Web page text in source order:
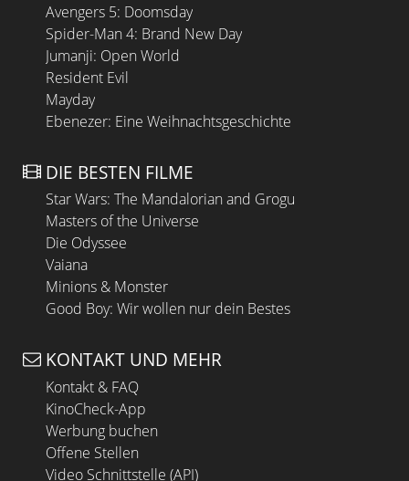
Avengers 5: Doomsday
Spider-Man 4: Brand New Day
Jumanji: Open World
Resident Evil
Mayday
Ebenezer: Eine Weihnachtsgeschichte
DIE BESTEN FILME
Star Wars: The Mandalorian and Grogu
Masters of the Universe
Die Odyssee
Vaiana
Minions & Monster
Good Boy: Wir wollen nur dein Bestes
KONTAKT UND MEHR
Kontakt & FAQ
KinoCheck-App
Werbung buchen
Offene Stellen
Video Schnittstelle (API)